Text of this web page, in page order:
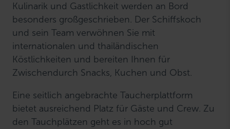
Kulinarik und Gastlichkeit werden an Bord
besonders großgeschrieben. Der Schiffskoch
und sein Team verwöhnen Sie mit
internationalen und thailändischen
Köstlichkeiten und bereiten Ihnen für
Zwischendurch Snacks, Kuchen und Obst.
Eine seitlich angebrachte Taucherplattform
bietet ausreichend Platz für Gäste und Crew. Zu
den Tauchplätzen geht es in hoch gut